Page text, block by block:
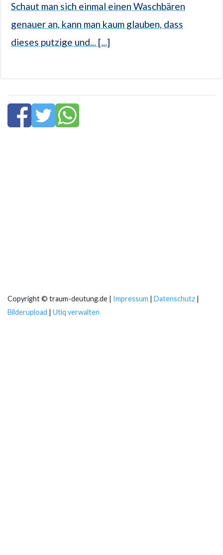
Schaut man sich einmal einen Waschbären
genauer an, kann man kaum glauben, dass
dieses putzige und... [...]
Copyright © traum-deutung.de | Impressum | Datenschutz |
Bilderupload | Utiq verwalten